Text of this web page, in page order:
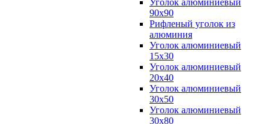
Уголок алюминиевый
90х90
Рифленый уголок из
алюминия
Уголок алюминиевый
15х30
Уголок алюминиевый
20х40
Уголок алюминиевый
30х50
Уголок алюминиевый
30х80